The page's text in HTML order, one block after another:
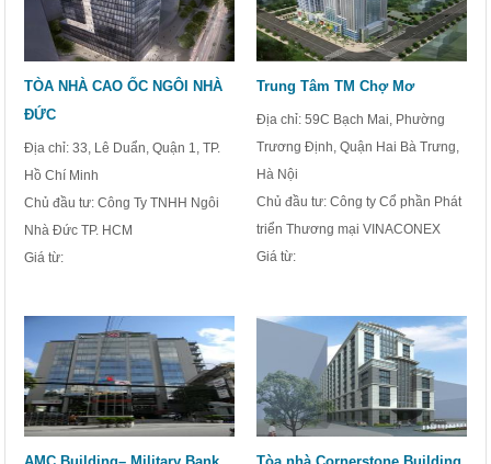
TÒA NHÀ CAO ỐC NGÔI NHÀ
ĐỨC
Địa chỉ: 33, Lê Duẩn, Quận 1, TP.
Hồ Chí Minh
Chủ đầu tư: Công Ty TNHH Ngôi
Nhà Đức TP. HCM
Giá từ:
Trung Tâm TM Chợ Mơ
Địa chỉ: 59C Bạch Mai, Phường
Trương Định, Quận Hai Bà Trưng,
Hà Nội
Chủ đầu tư: Công ty Cổ phần Phát
triển Thương mại VINACONEX
Giá từ: